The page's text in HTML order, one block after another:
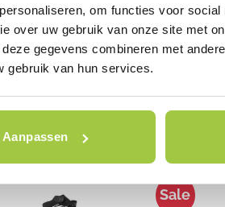
om functies voor social
over uw gebruik van onze site met
gegevens combineren met
gebruik van hun services.
Aanpassen
Riese &
Dit product
Sale